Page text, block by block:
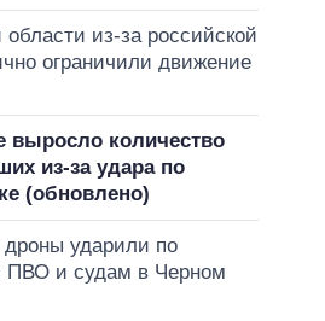
из-за российской
ограничили движение
выросло количество
из-за удара по
(обновлено)
дроны ударили по
ПВО и судам в Черном